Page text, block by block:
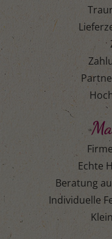
Echte
Beratung
Individuelle